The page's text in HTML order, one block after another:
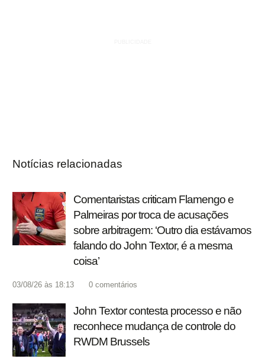
Notícias relacionadas
Comentaristas criticam Flamengo e
Palmeiras por troca de acusações
sobre arbitragem: ‘Outro dia estávamos
falando do John Textor, é a mesma
coisa’
03/08/26 às 18:13 0 comentários
John Textor contesta processo e não
reconhece mudança de controle do
RWDM Brussels